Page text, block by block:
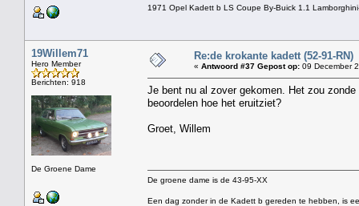
1971 Opel Kadett b LS Coupe By-Buick 1.1
19Willem71
Hero Member
Berichten: 918
De Groene Dame
Re:de krokante kadett (52-91-RN)
« Antwoord #37 Gepost op: 09 December
Je bent nu al zover gekomen. Het zou
beoordelen hoe het eruitziet?
Groet, Willem
De groene dame is de 43-95-XX
Een dag zonder in de Kadett b gereden te hebben, is